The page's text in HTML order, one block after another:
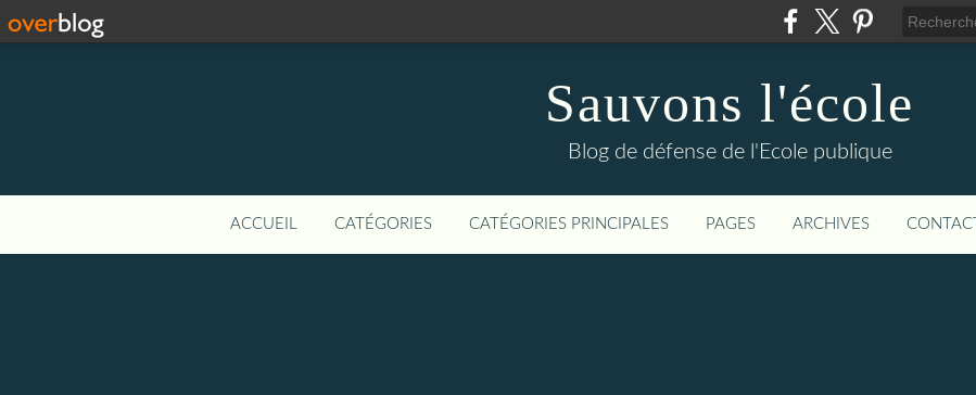
Sauvons l'école
Blog de défense de l'Ecole publique
ACCUEIL CATÉGORIES CATÉGORIES PRINCIPALES PAGES ARCHIVES CONTACT